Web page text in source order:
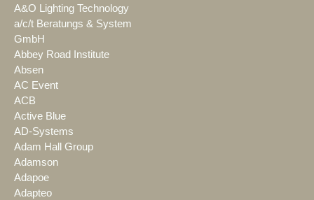
A&O Lighting Technology
a/c/t Beratungs & System
GmbH
Abbey Road Institute
Absen
AC Event
ACB
Active Blue
AD-Systems
Adam Hall Group
Adamson
Adapoe
Adapteo